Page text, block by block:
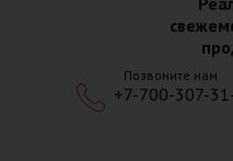
Позвоните нам
+7-700-307-